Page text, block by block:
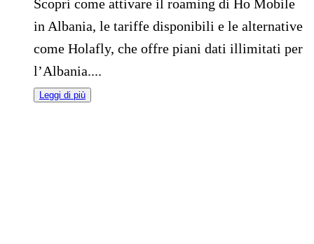
Scopri come attivare il roaming di Ho Mobile
in Albania, le tariffe disponibili e le alternative
come Holafly, che offre piani dati illimitati per
l’Albania....
Leggi di più